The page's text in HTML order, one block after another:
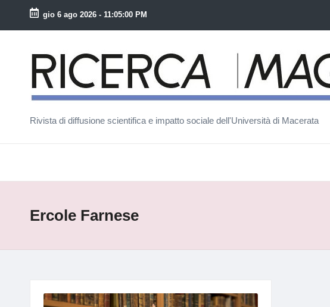
Skip
gio 6 ago 2026 - 11:05:00 PM
R
ic
e
a
M
Rivista di diffusione scientifica e impatto sociale dell'Università di Macerata
Ercole Farnese